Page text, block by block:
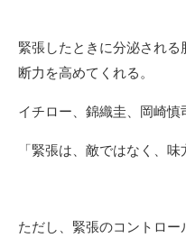
緊張したときに分泌され
断力を高めてくれる。
イチロー、錦織圭、岡崎慎
「緊張は、敵ではなく、
ただし、緊張のコントロー